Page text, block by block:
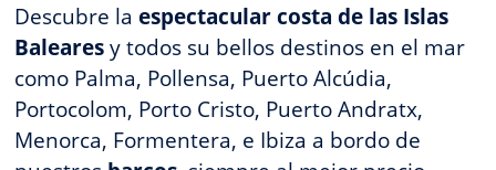
Descubre laespectacular costa de las Islas
Balearesy todos su bellos destinos en el mar
como Palma, Pollensa, Puerto Alcúdia,
Portocolom, Porto Cristo, Puerto Andratx,
Menorca, Formentera, e Ibiza a bordo de